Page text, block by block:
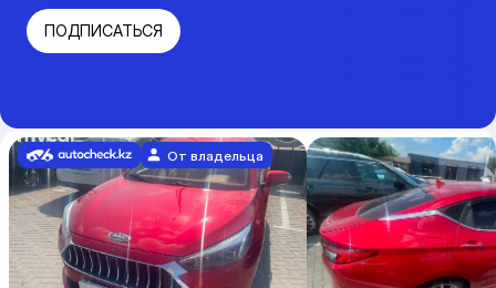
ПОДПИСАТЬСЯ
От владельца